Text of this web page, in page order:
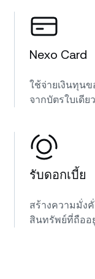
Nexo Card
ใช้จ่ายเงินทุน
จากบัตรใบเดี
รับดอกเบี้ย
สร้างความมั่ง
สินทรัพย์ที่ถืออ